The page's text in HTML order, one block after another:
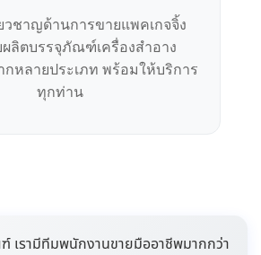
วชาญด้านการขายแพคเกจจิ้ง
ลิตบรรจุภัณฑ์เครื่องสำอาง
หลายประเภท พร้อมให้บริการ
ทุกท่าน
เรามีทีมพนักงานขายมืออาชีพมากกว่า